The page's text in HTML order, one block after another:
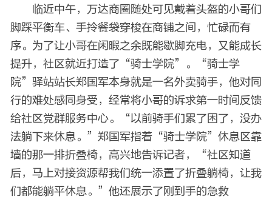
临近中午，万达商圈随处可见戴着头盔的小哥们
脚踩平衡车、手拎餐袋穿梭在商铺之间，忙碌而有
序。为了让小哥在闲暇之余既能歇脚充电，又能成长
提升，社区就近打造了“骑士学院”。“骑士学
院”驿站站长郑国军本身就是一名外卖骑手，他对同
行的难处感同身受，经常将小哥的诉求第一时间反馈
给社区党群服务中心。“以前骑手们累了困了，没办
法躺下来休息。”郑国军指着“骑士学院”休息区靠
墙的那一排折叠椅，高兴地告诉记者，“社区知道
后，马上对接资源帮我们统一添置了折叠躺椅，让我
们都能躺平休息。”他还展示了刚到手的急救